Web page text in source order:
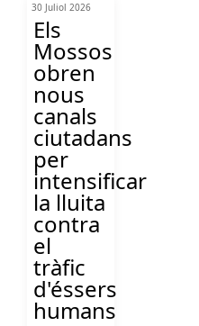
30 Juliol 2026
Els
Mossos
obren
nous
canals
ciutadans
per
intensificar
la lluita
contra
el
tràfic
d'éssers
humans